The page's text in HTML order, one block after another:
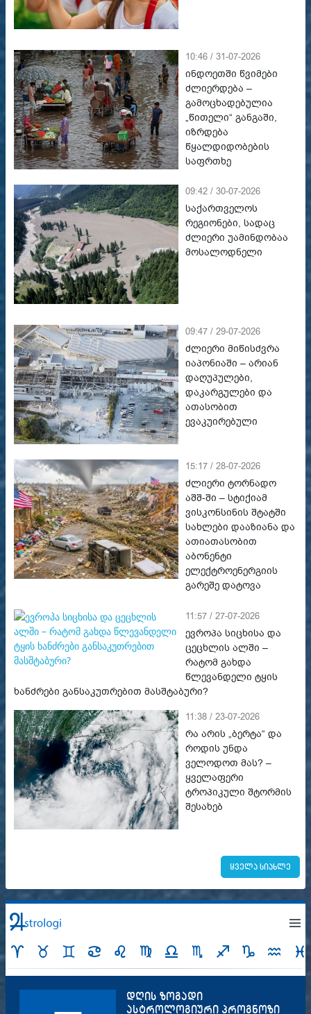
10:46 / 31-07-2026
ინდოეთში წვიმები
ძლიერდება –
გამოცხადებულია
„წითელი“ განგაში,
იზრდება
წყალდიდობების
საფრთხე
09:42 / 30-07-2026
საქართველოს
რეგიონები, სადაც
ძლიერი უამინდობაა
მოსალოდნელი
09:47 / 29-07-2026
ძლიერი მიწისძვრა
იაპონიაში – არიან
დაღუპულები,
დაკარგულები და
ათასობით
ევაკუირებული
15:17 / 28-07-2026
ძლიერი ტორნადო
აშშ-ში – სტიქიამ
ვისკონსინის შტატში
სახლები დააზიანა და
ათიათასობით
აბონენტი
ელექტროენერგიის
გარეშე დატოვა
11:57 / 27-07-2026
ევროპა სიცხისა და
ცეცხლის ალში –
რატომ გახდა
წლევანდელი ტყის
ხანძრები განსაკუთრებით მასშტაბური?
11:38 / 23-07-2026
რა არის „ბერტა“ და
როდის უნდა
ველოდოთ მას? –
ყველაფერი
ტროპიკული შტორმის
შესახებ
ყველა სიახლე
დღის ზოგადი
ასტროლოგიური პროგნოზი